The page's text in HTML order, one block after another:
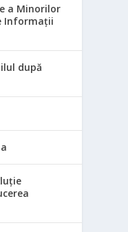
a Minorilor
Informații
după